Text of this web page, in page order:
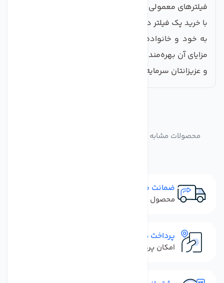
فیلترهای معمولی هستند.
با خرید پک فیلتر دستگاه تصفیه آب سی سی کا، می‌توانید
به خود و خانواده‌تان آب خالص و باکیفیت برسانید و از
مزایای آن بهره‌مند شوید. هر لحظه‌ای که برای سلامتی خود
و عزیزانتان سرمایه‌گذاری می‌کنید، ارزشمند است!
محصولات مشابه پک فیلتر دستگاه تصفیه آب سی سی کا
ضمانت مرجوعی
محصول نباید آسیب دیده باشد
پرداخت در محل
امکان پرداخت کل فاکتور در محل